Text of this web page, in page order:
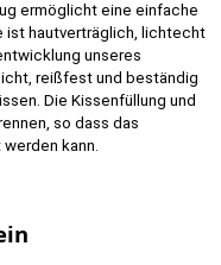
ermöglicht eine einfache
ist hautverträglich, lichtecht
unseres
reißfest und beständig
Die Kissenfüllung und
so dass das
kann.